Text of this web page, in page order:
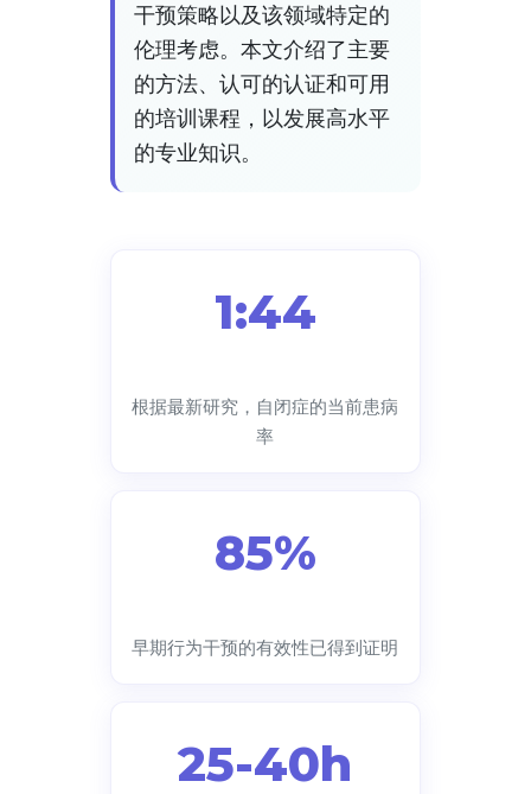
干预策略以及该领域特定的
伦理考虑。本文介绍了主要
的方法、认可的认证和可用
的培训课程，以发展高水平
的专业知识。
1:44
根据最新研究，自闭症的当前患病
率
85%
早期行为干预的有效性已得到证明
25-40h